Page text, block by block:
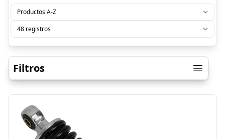
Filtros